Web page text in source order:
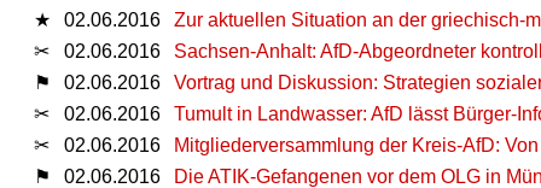
★
02.06.2016
Zur aktuellen Situation an der griechisch-
✂
02.06.2016
Sachsen-Anhalt: AfD-Abgeordneter
⚑
02.06.2016
Vortrag und Diskussion: Strategien
✂
02.06.2016
Tumult in Landwasser: AfD lässt Bürger-
✂
02.06.2016
Mitgliederversammlung der Kreis-AfD:
⚑
02.06.2016
Die ATIK-Gefangenen vor dem OLG in